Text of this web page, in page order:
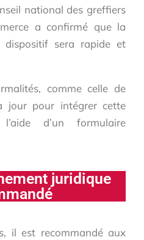
national des greffiers
a confirmé que la
sera rapide et
comme celle de
jour pour intégrer cette
d’un formulaire
juridique
il est recommandé aux